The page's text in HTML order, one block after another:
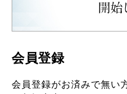
会員登録
会員登録がお済みで無い